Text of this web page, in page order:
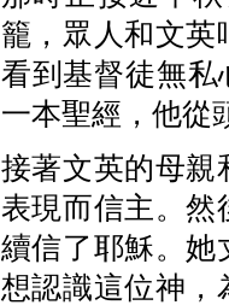
籠，眾人和文英
看到基督徒無
一本聖經，他從
接著文英的母親
表現而信主。然
續信了耶穌。她
想認識這位神，